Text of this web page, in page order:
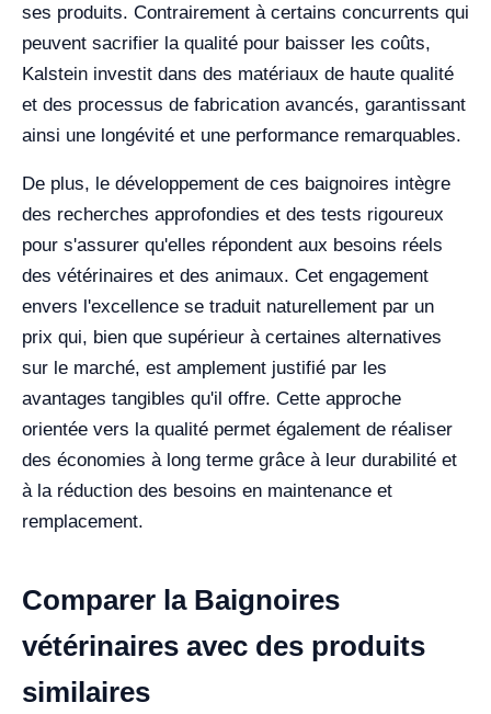
ses produits. Contrairement à certains concurrents qui
peuvent sacrifier la qualité pour baisser les coûts,
Kalstein investit dans des matériaux de haute qualité
et des processus de fabrication avancés, garantissant
ainsi une longévité et une performance remarquables.
De plus, le développement de ces baignoires intègre
des recherches approfondies et des tests rigoureux
pour s'assurer qu'elles répondent aux besoins réels
des vétérinaires et des animaux. Cet engagement
envers l'excellence se traduit naturellement par un
prix qui, bien que supérieur à certaines alternatives
sur le marché, est amplement justifié par les
avantages tangibles qu'il offre. Cette approche
orientée vers la qualité permet également de réaliser
des économies à long terme grâce à leur durabilité et
à la réduction des besoins en maintenance et
remplacement.
Comparer la Baignoires
vétérinaires avec des produits
similaires